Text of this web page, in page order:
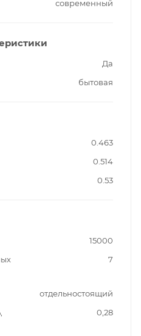
современный
Да
бытовая
0.463
0.514
0.53
15000
7
отдельностоящий
0,28